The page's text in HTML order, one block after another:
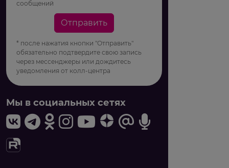
сообщений
Отправить
* после нажатия кнопки "Отправить"
обязательно подтвердите свою запись
через мессенджеры или дождитесь
уведомления от колл-центра
Мы в социальных сетях